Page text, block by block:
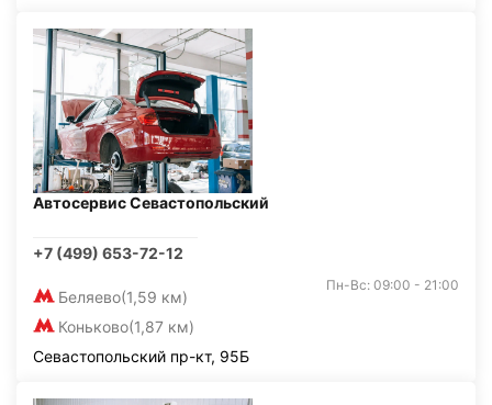
Автосервис Севастопольский
+7 (499) 653-72-12
Беляево(1,59 км)
Коньково(1,87 км)
Пн-Вс: 09:00 - 21:00
Севастопольский пр-кт, 95Б